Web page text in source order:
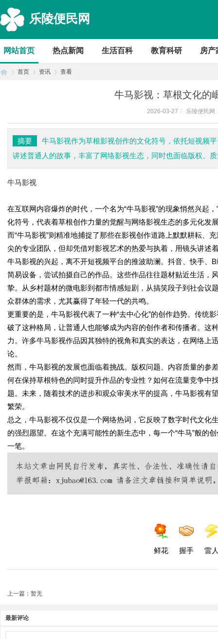
乐陵便民网
网站首页 热点新闻 生活百科 教育科研 房产
首页 资讯 查看
牛马影视：草根文化的
2026-03-27 / 乐陵便民网
摘要
牛马影视作为草根影视创作的文化符号，依托短视频
讲述普通人的故事，丰富了网络影视生态，同时也面临版权、
牛马影视
在互联网内容爆炸的时代，一个名为“牛马影视”的现象悄然兴起
化符号，代表着草根创作力量的觉醒与网络影视生态的多元化发
而“牛马影视”则精准地捕捉了那些在影视创作道路上默默耕耘、
尖的专业团队，但却凭借对影视艺术的热爱与执着，用镜头讲述
牛马影视的兴起，离不开短视频平台的推波助澜。抖音、快手、
简易设备，尝试拍摄自己的作品。这些作品往往题材贴近生活，
挚。从乡村题材的微电影到都市情感短剧，从搞笑段子到社会议
众群体的需求，尤其赢得了年轻一代的共鸣。
更重要的是，牛马影视代表了一种“去中心化”的创作趋势。传统
破了这种格局，让普通人也能够成为内容的创作者和传播者。这
力。许多牛马影视作品因其独特的视角和真实的表达，在网络
论。
然而，牛马影视的发展也面临着挑战。版权问题、内容质量的参
何在保持草根特色的同时提升作品的专业性？如何在流量竞争中
题。未来，随着技术的进步和观众审美水平的提高，牛马影视有
繁荣。
总之，牛马影视不仅仅是一个网络热词，它反映了数字时代文
的强烈愿望。在这个充满可能性的新生态中，每一个“牛马”般的
一笔。
鲜花 握手 雷
上一篇：暂无
最新评论